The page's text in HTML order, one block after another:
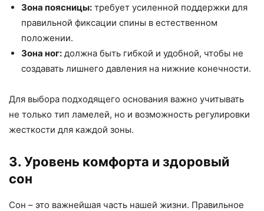
Зона поясницы: требует усиленной поддержки для
правильной фиксации спины в естественном
положении.
Зона ног: должна быть гибкой и удобной, чтобы не
создавать лишнего давления на нижние конечности.
Для выбора подходящего основания важно учитывать
не только тип ламелей, но и возможность регулировки
жесткости для каждой зоны.
3. Уровень комфорта и здоровый
сон
Сон – это важнейшая часть нашей жизни. Правильное